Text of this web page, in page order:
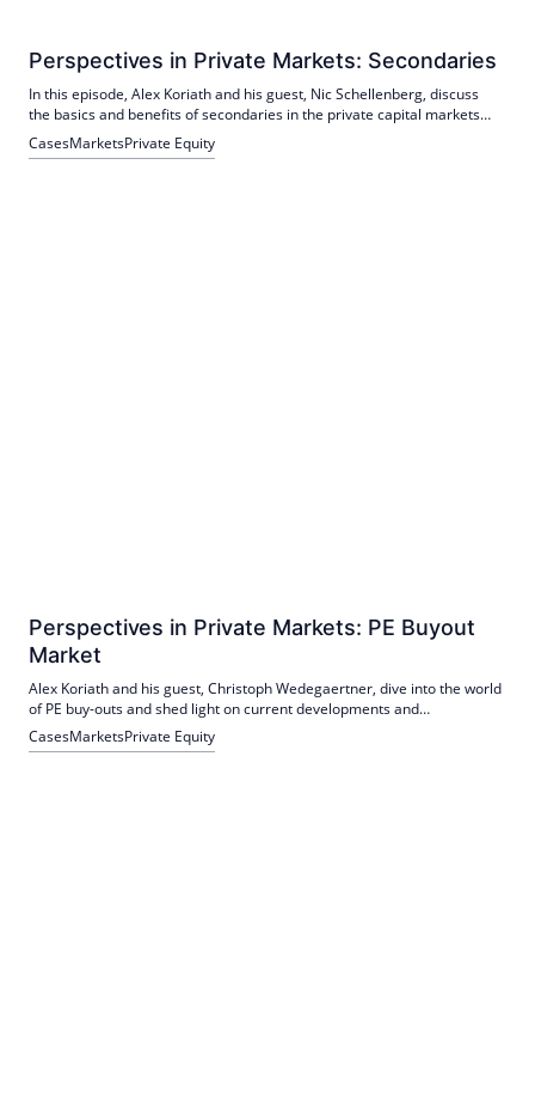
Perspectives in Private Markets: Secondaries
In this episode, Alex Koriath and his guest, Nic Schellenberg, discuss
the basics and benefits of secondaries in the private capital markets
space.
CasesMarketsPrivate Equity
Perspectives in Private Markets: PE Buyout
Market
Alex Koriath and his guest, Christoph Wedegaertner, dive into the world
of PE buy-outs and shed light on current developments and
perspectives.
CasesMarketsPrivate Equity